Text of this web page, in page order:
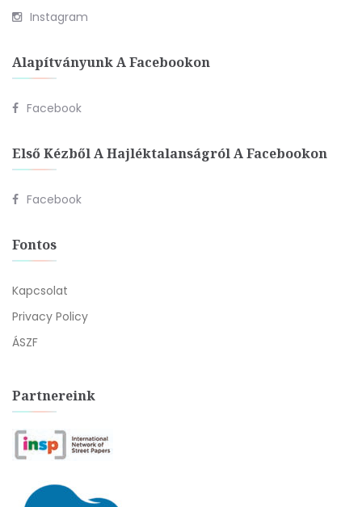
Instagram
Alapítványunk A Facebookon
Facebook
Első Kézből A Hajléktalanságról A Facebookon
Facebook
Fontos
Kapcsolat
Privacy Policy
ÁSZF
Partnereink